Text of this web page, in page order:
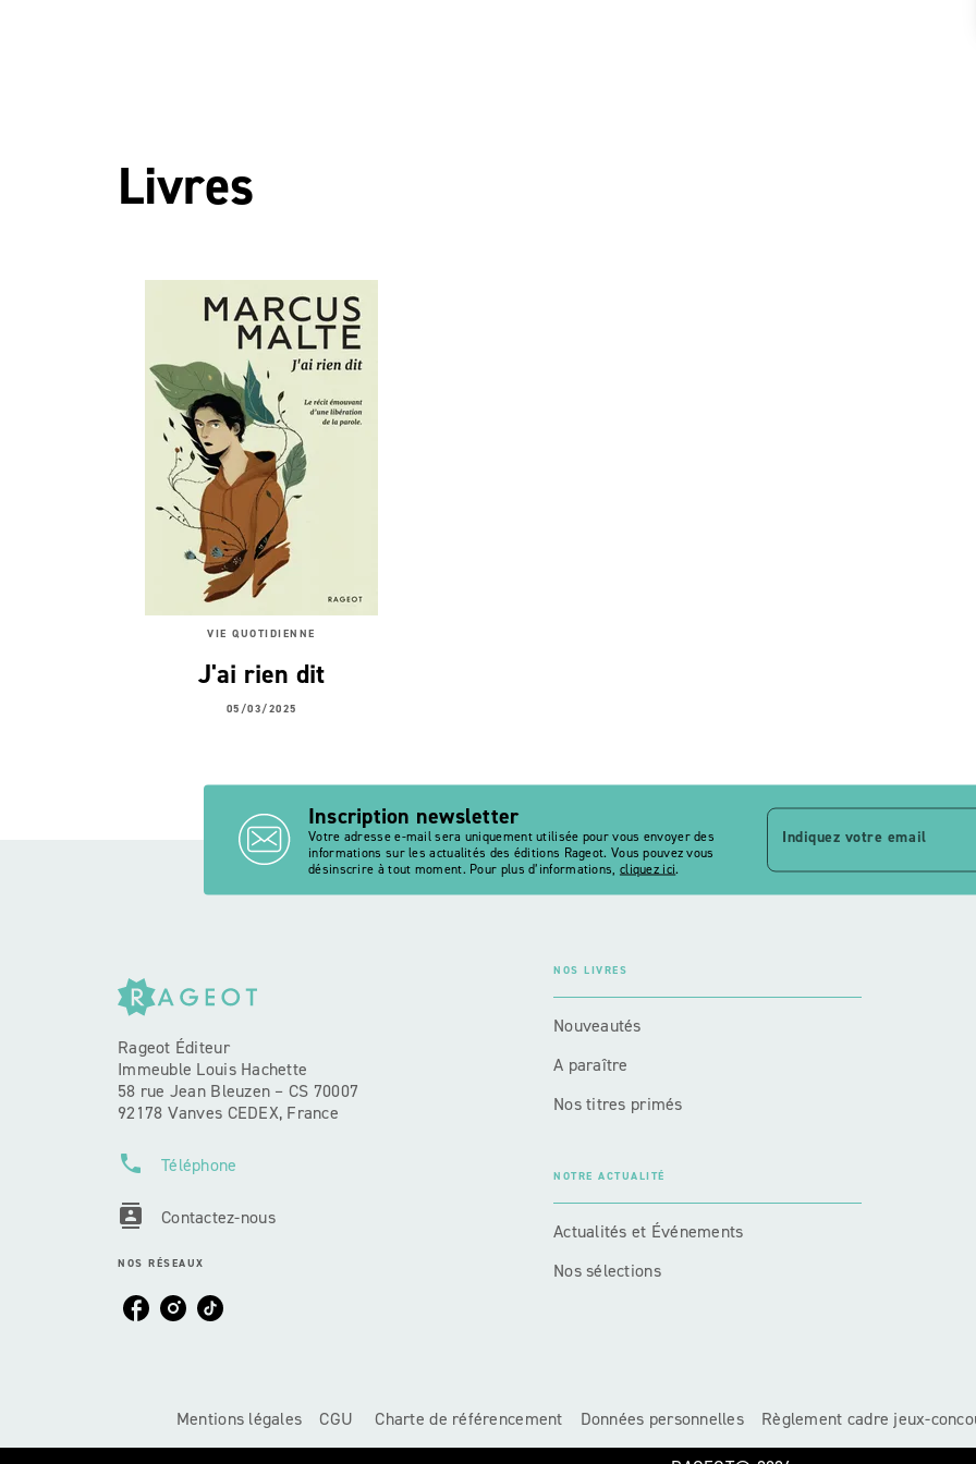
Livres
VIE QUOTIDIENNE
J'ai rien dit
05/03/2025
Inscription newsletter
Votre adresse e-mail sera uniquement utilisée pour vous envoyer des
informations sur les actualités des éditions Rageot. Vous pouvez vous
désinscrire à tout moment. Pour plus d’informations, cliquez ici.
Indiquez votre email
Rageot Éditeur
Immeuble Louis Hachette
58 rue Jean Bleuzen – CS 70007
92178 Vanves CEDEX, France
phone Téléphone
contacts Contactez-nous
NOS RÉSEAUX
NOS LIVRES
Nouveautés
A paraître
Nos titres primés
NOTRE ACTUALITÉ
Actualités et Événements
Nos sélections
Mentions légales CGU Charte de référencement Données personnelles Règlement cadre jeux-